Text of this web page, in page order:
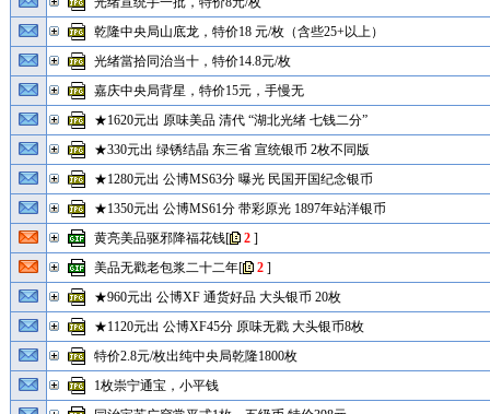
乾隆中央局山底龙，特价18 元/枚（含些25+以上）
光绪當拾同治当十，特价14.8元/枚
嘉庆中央局背星，特价15元，手慢无
★1620元出 原味美品 清代 “湖北光绪 七钱二分”
★330元出 绿锈结晶 东三省 宣统银币 2枚不同版
★1280元出 公博MS63分 曝光 民国开国纪念银币
★1350元出 公博MS61分 带彩原光 1897年站洋银币
黄亮美品驱邪降福花钱[ 2]
美品无戳老包浆二十二年[ 2]
★960元出 公博XF 通货好品 大头银币 20枚
★1120元出 公博XF45分 原味无戳 大头银币8枚
特价2.8元/枚出纯中央局乾隆1800枚
1枚崇宁通宝，小平钱